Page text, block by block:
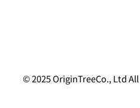
© 2025 OriginTreeCo., Ltd